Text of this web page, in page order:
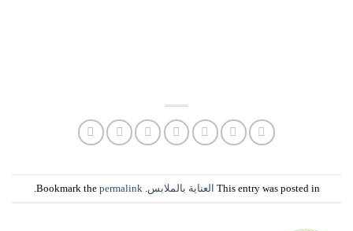
This entry was posted in العناية بالملابس permalink